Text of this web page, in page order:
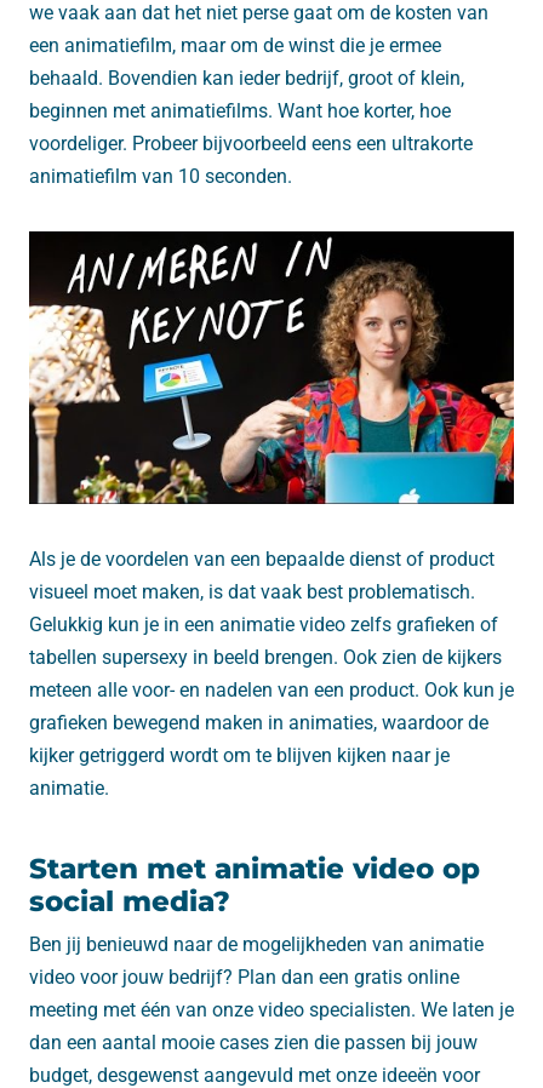
we vaak aan dat het niet perse gaat om de kosten van
een animatiefilm, maar om de winst die je ermee
behaald. Bovendien kan ieder bedrijf, groot of klein,
beginnen met animatiefilms. Want hoe korter, hoe
voordeliger. Probeer bijvoorbeeld eens een ultrakorte
animatiefilm van 10 seconden.
Als je de voordelen van een bepaalde dienst of product
visueel moet maken, is dat vaak best problematisch.
Gelukkig kun je in een animatie video zelfs grafieken of
tabellen supersexy in beeld brengen. Ook zien de kijkers
meteen alle voor- en nadelen van een product. Ook kun je
grafieken bewegend maken in animaties, waardoor de
kijker getriggerd wordt om te blijven kijken naar je
animatie.
Starten met animatie video op
social media?
Ben jij benieuwd naar de mogelijkheden van animatie
video voor jouw bedrijf? Plan dan een gratis online
meeting met één van onze video specialisten. We laten je
dan een aantal mooie cases zien die passen bij jouw
budget, desgewenst aangevuld met onze ideeën voor